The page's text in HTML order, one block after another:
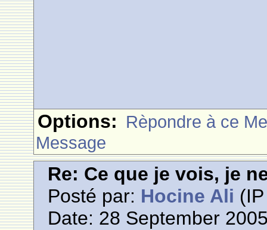
Options: Rèpondre à ce
Message
Re: Ce que je vois, je
Posté par: Hocine Ali
Date: 28 September